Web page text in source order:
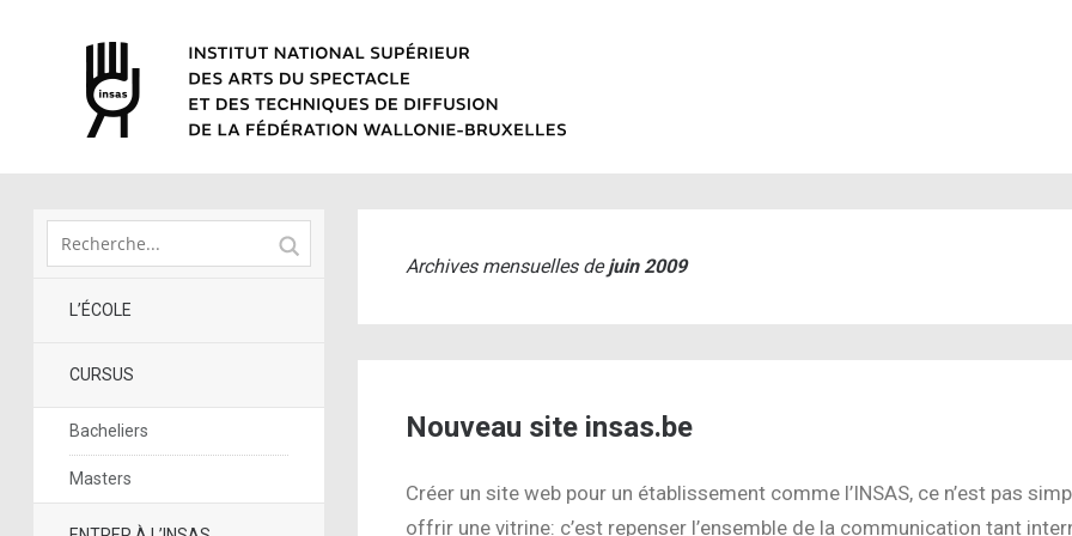
L’ÉCOLE
CURSUS
Bacheliers
Masters
Archives mensuelles dejuin 2009
Nouveau site insas.be
Créer un site web pour un établissement comme l’INSAS, ce n’est pas
offrir une vitrine: c’est repenser l’ensemble de la communication tant